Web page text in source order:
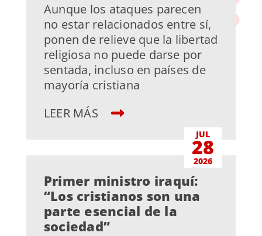
Aunque los ataques parecen
no estar relacionados entre sí,
ponen de relieve que la libertad
religiosa no puede darse por
sentada, incluso en países de
mayoría cristiana
LEER MÁS
JUL
28
2026
Primer ministro iraquí:
“Los cristianos son una
parte esencial de la
sociedad”